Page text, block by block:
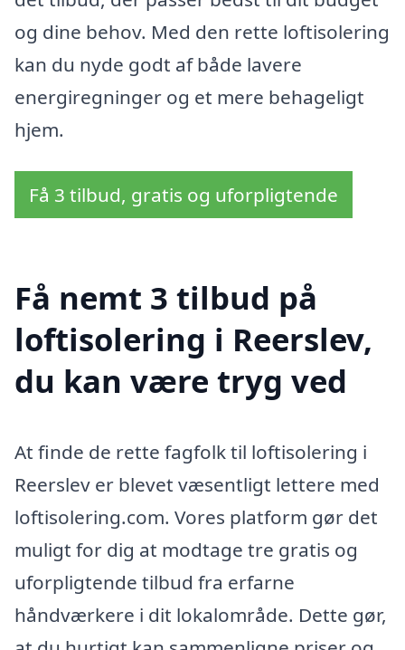
og dine behov. Med den rette loftisolering
kan du nyde godt af både lavere
energiregninger og et mere behageligt
hjem.
Få 3 tilbud, gratis og uforpligtende
Få nemt 3 tilbud på
loftisolering i Reerslev,
du kan være tryg ved
At finde de rette fagfolk til loftisolering i
Reerslev er blevet væsentligt lettere med
loftisolering.com. Vores platform gør det
muligt for dig at modtage tre gratis og
uforpligtende tilbud fra erfarne
håndværkere i dit lokalområde. Dette gør,